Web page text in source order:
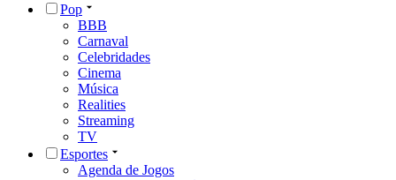
Pop
BBB
Carnaval
Celebridades
Cinema
Música
Realities
Streaming
TV
Esportes
Agenda de Jogos